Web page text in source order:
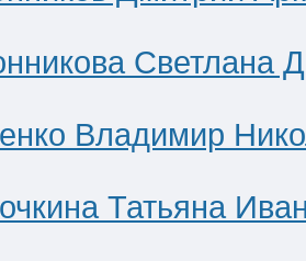
Светлана
Владимир
Татьяна